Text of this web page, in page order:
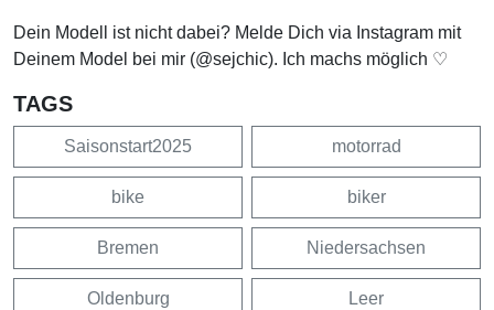
Dein Modell ist nicht dabei? Melde Dich via Instagram mit
Deinem Model bei mir (@sejchic). Ich machs möglich ♡
TAGS
Saisonstart2025 motorrad
bike biker
Bremen Niedersachsen
Oldenburg Leer